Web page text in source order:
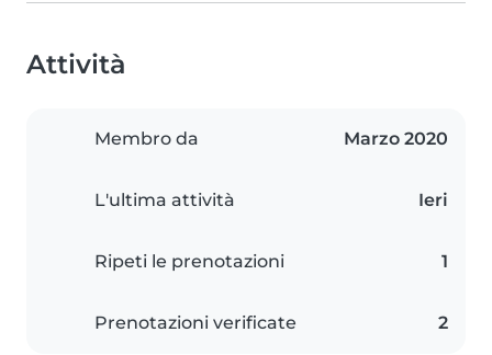
Attività
Membro da Marzo 2020
L'ultima attività Ieri
Ripeti le prenotazioni 1
Prenotazioni verificate 2